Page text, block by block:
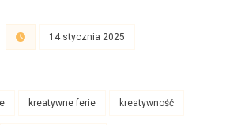
14 stycznia 2025
kreatywne ferie kreatywność